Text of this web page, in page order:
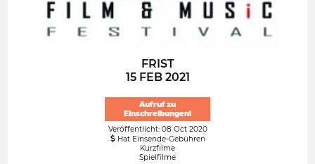
FRIST
15 FEB 2021
Aufruf zu
Einschreibungen!
Veröffentlicht: 08 Oct 2020
Hat Einsende-Gebühren
Kurzfilme
Spielfilme